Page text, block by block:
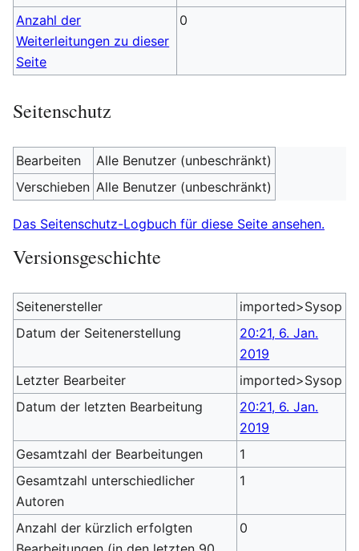
Anzahl der
Weiterleitungen zu dieser
Seite
0
Seitenschutz
Bearbeiten
Alle Benutzer (unbeschränkt)
Verschieben Alle Benutzer (unbeschränkt)
Das Seitenschutz-Logbuch für diese Seite ansehen.
Versionsgeschichte
Seitenersteller
imported>Sysop
Datum der Seitenerstellung
20:21, 6. Jan.
2019
Letzter Bearbeiter
imported>Sysop
Datum der letzten Bearbeitung
20:21, 6. Jan.
2019
Gesamtzahl der Bearbeitungen
1
Gesamtzahl unterschiedlicher
Autoren
1
Anzahl der kürzlich erfolgten
0